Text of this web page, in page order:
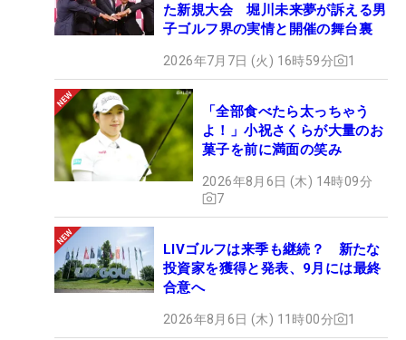
た新規大会 堀川未来夢が訴える男
子ゴルフ界の実情と開催の舞台裏
2026年7月7日 (火) 16時59分 1
「全部食べたら太っちゃう
よ！」小祝さくらが大量のお
菓子を前に満面の笑み
2026年8月6日 (木) 14時09分
7
LIVゴルフは来季も継続？ 新たな
投資家を獲得と発表、9月には最終
合意へ
2026年8月6日 (木) 11時00分 1